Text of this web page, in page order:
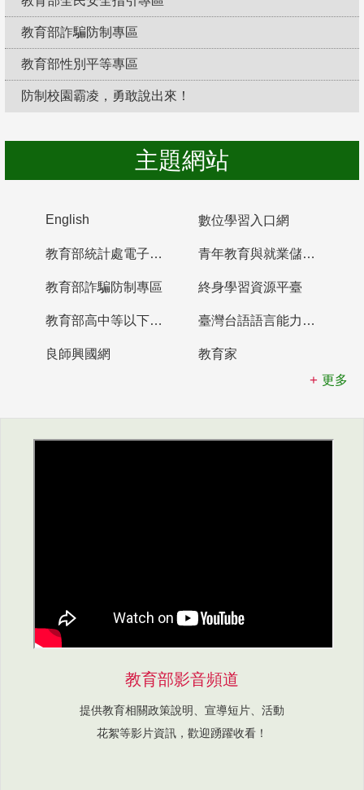
教育部詐騙防制專區
教育部性別平等專區
防制校園霸凌，勇敢說出來！
主題網站
English 數位學習入口網
教育部統計處電子書櫃 青年教育與就業儲蓄帳戶
教育部詐騙防制專區 終身學習資源平臺
教育部高中等以下學校及幼兒園教師資格檢定考試 臺灣台語語言能力認證網站
良師興國網
教育家
更多
教育部影音頻道
提供教育相關政策說明、宣導短片、活動
花絮等影片資訊，歡迎踴躍收看！